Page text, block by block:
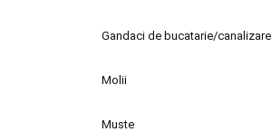
Gandaci de bucatarie/canalizare
Molii
Muste